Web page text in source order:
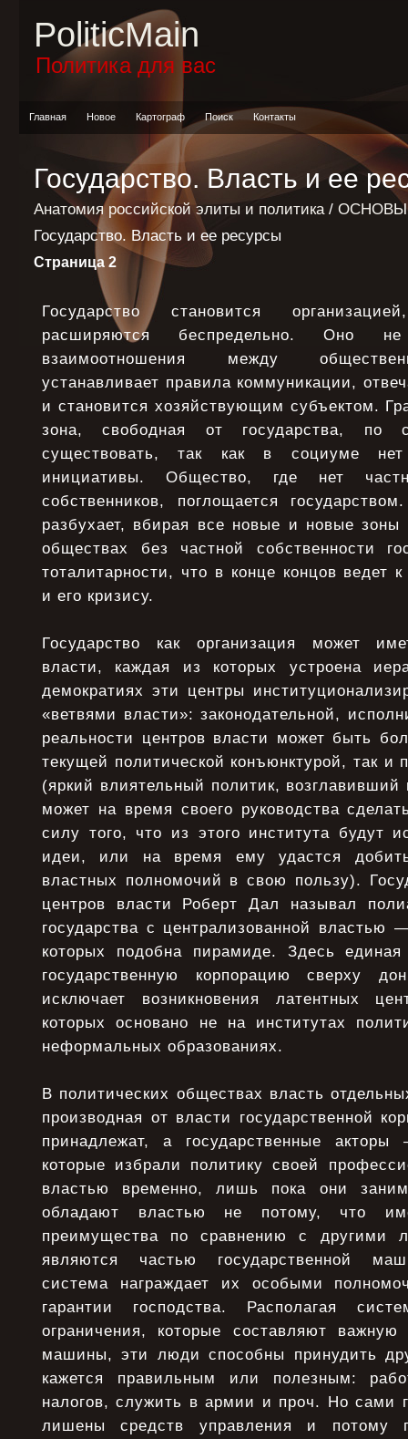
PoliticMain
Политика для вас
Главная Новое Картограф Поиск Контакты
Государство. Власть и ее
Анатомия российской элиты и политика/ ОСНОВЫ
Государство. Власть и ее ресурсы
Страница 2
Государство становится
расширяются беспредельно. Оно не
взаимоотношения между
устанавливает правила коммуникации,
и становится хозяйствующим субъектом.
зона, свободная от государства, по
существовать, так как в социуме
инициативы. Общество, где нет
собственников, поглощается
разбухает, вбирая все новые и новые зоны
обществах без частной собственности
тоталитарности, что в конце концов ведет к
и его кризису.
Государство как организация может
власти, каждая из которых устроена
демократиях эти центры
«ветвями власти»: законодательной,
реальности центров власти может быть
текущей политической конъюнктурой, так и
(яркий влиятельный политик, возглавивший
может на время своего руководства
силу того, что из этого института будут
идеи, или на время ему удастся
властных полномочий в свою пользу).
центров власти Роберт Дал называл
государства с централизованной властью
которых подобна пирамиде. Здесь единая
государственную корпорацию сверху
исключает возникновения латентных
которых основано не на институтах
неформальных образованиях.
В политических обществах власть
производная от власти государственной
принадлежат, а государственные
которые избрали политику своей
властью временно, лишь пока они
обладают властью не потому, что
преимущества по сравнению с другими
являются частью государственной
система награждает их особыми
гарантии господства. Располагая
ограничения, которые составляют важную
машины, эти люди способны принудить
кажется правильным или полезным:
налогов, служить в армии и проч. Но сами
лишены средств управления и потому